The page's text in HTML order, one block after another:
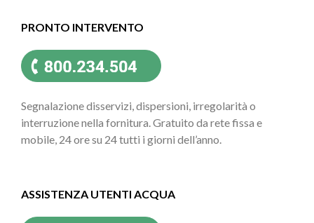
PRONTO INTERVENTO
Segnalazione disservizi, dispersioni, irregolarità o
interruzione nella fornitura. Gratuito da rete fissa e
mobile, 24 ore su 24 tutti i giorni dell’anno.
ASSISTENZA UTENTI ACQUA